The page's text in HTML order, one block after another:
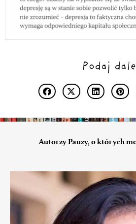
Podaj
Autorzy Pauzy, o których